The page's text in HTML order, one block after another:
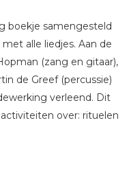
boekje samengesteld
alle liedjes. Aan de
(zang en gitaar),
de Greef (percussie)
verleend. Dit
over: rituelen
en ideeën